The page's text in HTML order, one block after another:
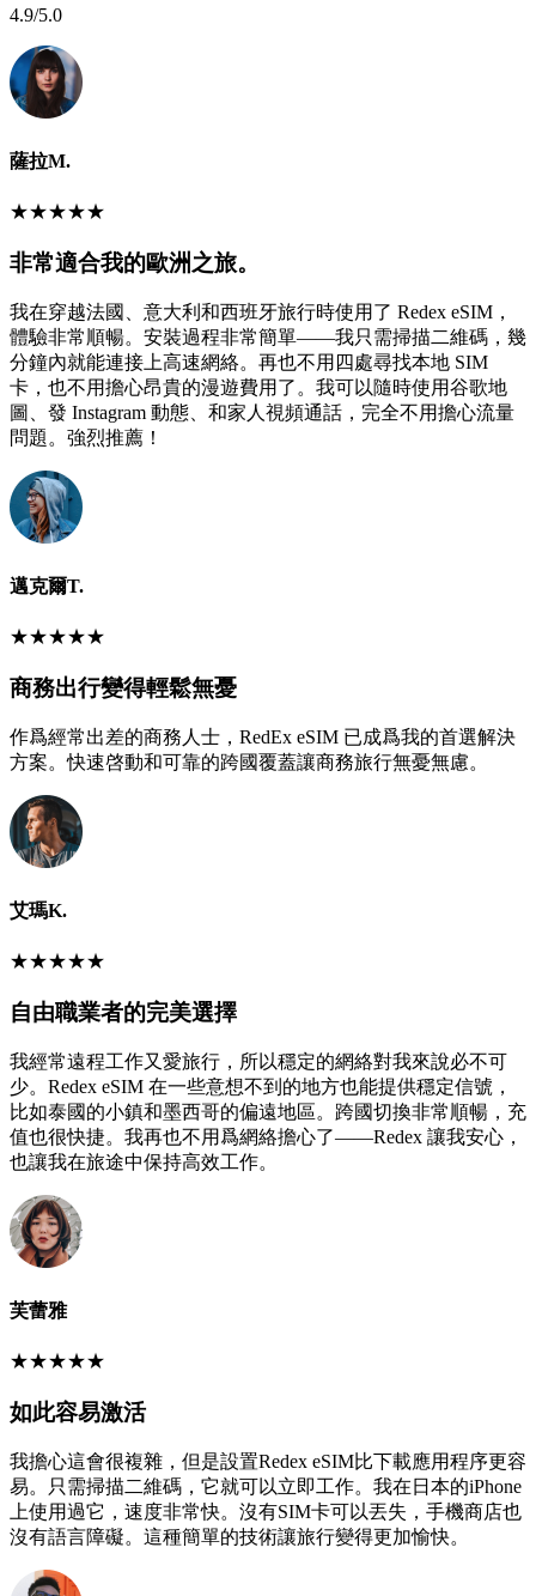
4.9/5.0
薩拉M.
★★★★★
非常適合我的歐洲之旅。
我在穿越法國、意大利和西班牙旅行時使用了 Redex eSIM，
體驗非常順暢。安裝過程非常簡單——我只需掃描二維碼，幾
分鐘內就能連接上高速網絡。再也不用四處尋找本地 SIM
卡，也不用擔心昂貴的漫遊費用了。我可以隨時使用谷歌地
圖、發 Instagram 動態、和家人視頻通話，完全不用擔心流量
問題。強烈推薦！
邁克爾T.
★★★★★
商務出行變得輕鬆無憂
作爲經常出差的商務人士，RedEx eSIM 已成爲我的首選解決
方案。快速啓動和可靠的跨國覆蓋讓商務旅行無憂無慮。
艾瑪K.
★★★★★
自由職業者的完美選擇
我經常遠程工作又愛旅行，所以穩定的網絡對我來說必不可
少。Redex eSIM 在一些意想不到的地方也能提供穩定信號，
比如泰國的小鎮和墨西哥的偏遠地區。跨國切換非常順暢，充
值也很快捷。我再也不用爲網絡擔心了——Redex 讓我安心，
也讓我在旅途中保持高效工作。
芙蕾雅
★★★★★
如此容易激活
我擔心這會很複雜，但是設置Redex eSIM比下載應用程序更容
易。只需掃描二維碼，它就可以立即工作。我在日本的iPhone
上使用過它，速度非常快。沒有SIM卡可以丟失，手機商店也
沒有語言障礙。這種簡單的技術讓旅行變得更加愉快。